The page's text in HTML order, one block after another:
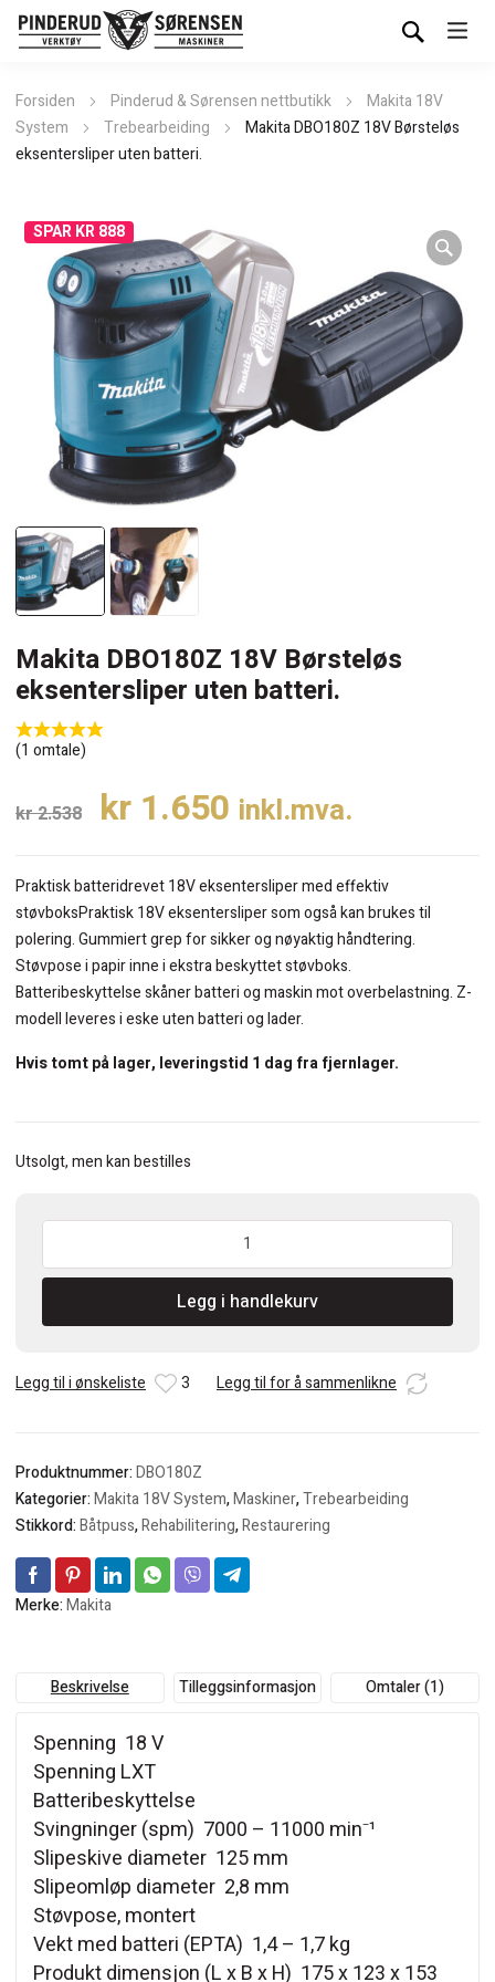
Forsiden Pinderud & Sørensen nettbutikk
Makita 18V
System
Trebearbeiding
Makita DBO180Z 18V Børsteløs
eksentersliper uten batteri.
SPAR KR 888
Makita DBO180Z 18V Børsteløs
eksentersliper uten batteri.
(1 omtale)
kr2.538 Opprinnelig
var:
kr 2.538.
kr 1.650 Nåværende
er:
kr 1.650.
inkl.mva.
Praktisk batteridrevet 18V eksentersliper med effektiv
støvboksPraktisk 18V eksentersliper som også kan brukes til
polering. Gummiert grep for sikker og nøyaktig håndtering.
Støvpose i papir inne i ekstra beskyttet støvboks.
Batteribeskyttelse skåner batteri og maskin mot overbelastning. Z-
modell leveres i eske uten batteri og lader.
Hvis tomt på lager, leveringstid 1 dag fra fjernlager.
Utsolgt, men kan bestilles
Makita
18V
eksentersliper
batteri.
Legg i handlekurv
Legg til i ønskeliste 3 Legg til for å sammenlikne
Produktnummer:DBO180Z
Kategorier:Makita 18V System,Maskiner,Trebearbeiding
Stikkord:Båtpuss,Rehabilitering,Restaurering
Merke:Makita
Beskrivelse Tilleggsinformasjon Omtaler (1)
Spenning 18 V
Spenning LXT
Batteribeskyttelse
Svingninger (spm) 7000 – 11000 min⁻¹
Slipeskive diameter 125 mm
Slipeomløp diameter 2,8 mm
Støvpose, montert
Vekt med batteri (EPTA) 1,4 – 1,7 kg
Produkt dimensjon (L x B x H) 175 x 123 x 153